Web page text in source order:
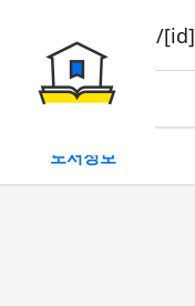
book/rent/[id]
대여
도서정보